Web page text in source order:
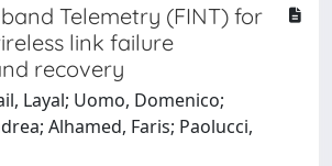
band Telemetry (FINT) for
link failure
recovery
Layal; Uomo, Domenico;
Alhamed, Faris; Paolucci,